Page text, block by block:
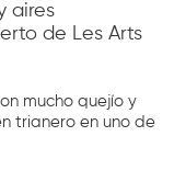
aires
de Les Arts
mucho quejío y
trianero en uno de